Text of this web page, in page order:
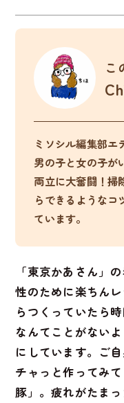
こ
ミソシル編集部エ
男の子と女の子が
両立に大奮闘！掃
らできるようなコ
ています。
「東京かあさん」
性のために楽ちん
らつくっていたら
なんてことがない
にしています。ご
チャっと作ってみ
豚」。疲れがたま